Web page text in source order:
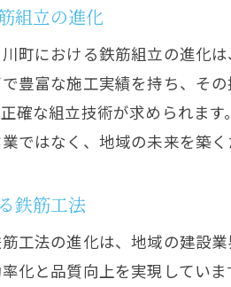
組立の進化
町における鉄筋組立の進化
豊富な施工実績を持ち、そ
確な組立技術が求められま
ではなく、地域の未来を築く
鉄筋工法
工法の進化は、地域の建設
化と品質向上を実現してい